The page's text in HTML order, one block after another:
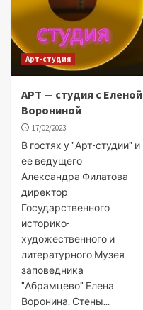
Арт-студия
АРТ — студия с Еленой
Ворониной
17/02/2023
В гостях у "Арт-студии" и
ее ведущего
Александра Филатова -
директор
Государственного
историко-
художественного и
литературного Музея-
заповедника
"Абрамцево" Елена
Воронина. Стены...